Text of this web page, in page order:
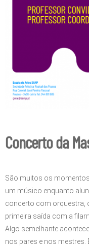
Concerto da
São muitos os
um músico enquanto
concerto com orquestra,
primeira saída com a
Algo semelhante
nos pares e nos mestres.